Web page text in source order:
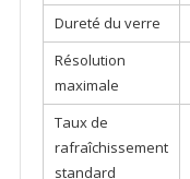
Dureté du verre
Résolution
maximale
Taux de
rafraîchissement
standard